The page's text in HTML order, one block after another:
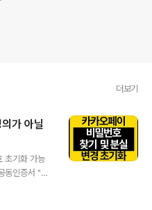
더보기
가 아닐
초기화 가능
동인증서 "구
라면 카카